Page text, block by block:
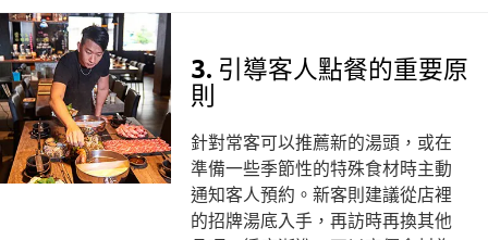
3. 引導客人點餐的重要原
則
針對常客可以推薦新的湯頭，或在
準備一些季節性的特殊食材時主動
通知客人預約。新客則建議從店裡
的招牌湯底入手，再訪時再換其他